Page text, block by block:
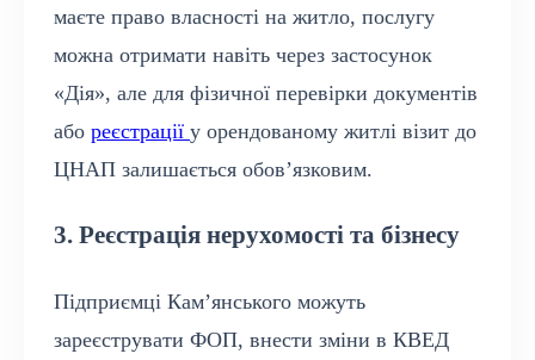
маєте право власності на житло, послугу
можна отримати навіть через застосунок
«Дія», але для фізичної перевірки документів
або реєстрації у орендованому житлі візит до
ЦНАП залишається обов’язковим.
3. Реєстрація нерухомості та бізнесу
Підприємці Кам’янського можуть
зареєструвати ФОП, внести зміни в КВЕД